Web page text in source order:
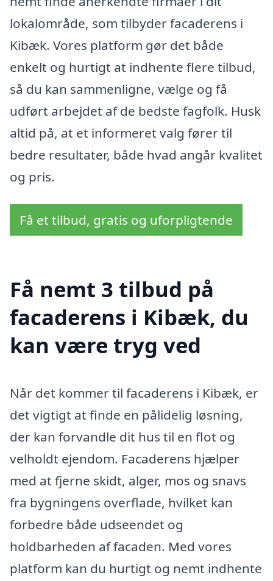
lokalområde, som tilbyder facaderens i
Kibæk. Vores platform gør det både
enkelt og hurtigt at indhente flere tilbud,
så du kan sammenligne, vælge og få
udført arbejdet af de bedste fagfolk. Husk
altid på, at et informeret valg fører til
bedre resultater, både hvad angår kvalitet
og pris.
Få et tilbud, gratis og uforpligtende
Få nemt 3 tilbud på
facaderens i Kibæk, du
kan være tryg ved
Når det kommer til facaderens i Kibæk, er
det vigtigt at finde en pålidelig løsning,
der kan forvandle dit hus til en flot og
velholdt ejendom. Facaderens hjælper
med at fjerne skidt, alger, mos og snavs
fra bygningens overflade, hvilket kan
forbedre både udseendet og
holdbarheden af facaden. Med vores
platform kan du hurtigt og nemt indhente